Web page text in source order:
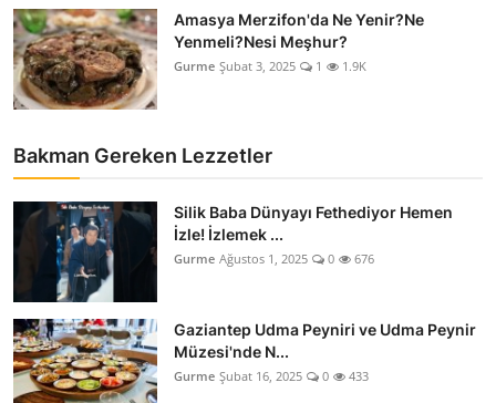
Amasya Merzifon'da Ne Yenir?Ne
Yenmeli?Nesi Meşhur?
Gurme Şubat 3, 2025 1 1.9K
Bakman Gereken Lezzetler
Silik Baba Dünyayı Fethediyor Hemen
İzle! İzlemek ...
Gurme Ağustos 1, 2025 0 676
Gaziantep Udma Peyniri ve Udma Peynir
Müzesi'nde N...
Gurme Şubat 16, 2025 0 433